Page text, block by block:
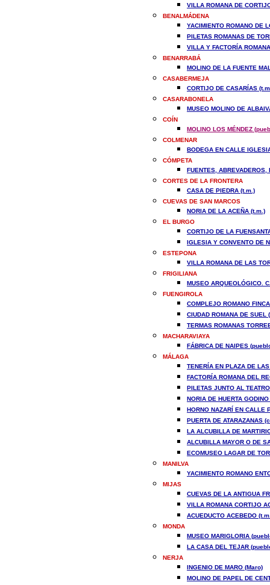
VILLA ROMANA DE
BENALMÁDENA
YACIMIENTO ROMANO DE
PILETAS ROMANAS DE
VILLA Y FACTORÍA
BENARRABÁ
MOLINO DE LA FUENTE
CASABERMEJA
CORTIJO DE CASARÍAS
CASARABONELA
MUSEO MOLINO DE
COÍN
MOLINO LOS MÉNDEZ
COLMENAR
BODEGA EN CALLE
CÓMPETA
FUENTES,
CORTES DE LA FRONTERA
CASA DE PIEDRA (t.m.)
CUEVAS DE SAN MARCOS
NORIA DE LA ACEÑA (t.m.)
EL BURGO
CORTIJO DE LA
IGLESIA Y CONVENTO DE
ESTEPONA
VILLA ROMANA DE LAS
FRIGILIANA
MUSEO ARQUEOLÓGICO.
FUENGIROLA
COMPLEJO ROMANO
CIUDAD ROMANA DE SUEL
TERMAS ROMANAS
MACHARAVIAYA
FÁBRICA DE NAIPES
MÁLAGA
TENERÍA EN PLAZA DE
FACTORÍA ROMANA DEL
PILETAS JUNTO AL
NORIA DE HUERTA
HORNO NAZARÍ EN CALLE
PUERTA DE ATARAZANAS
LA ALCUBILLA DE
ALCUBILLA MAYOR O DE
ECOMUSEO LAGAR DE
MANILVA
YACIMIENTO ROMANO
MIJAS
CUEVAS DE LA ANTIGUA
VILLA ROMANA CORTIJO
ACUEDUCTO ACEBEDO
MONDA
MUSEO MARIGLORIA
LA CASA DEL TEJAR
NERJA
INGENIO DE MARO (Maro)
MOLINO DE PAPEL DE